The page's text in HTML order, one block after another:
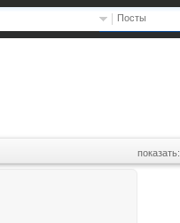
Посты
показать: